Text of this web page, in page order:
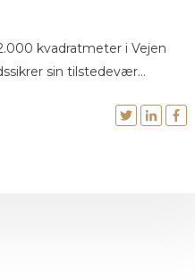
kvadratmeter i Vejen
sin tilstedevær...